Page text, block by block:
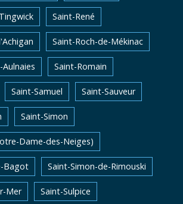
Saint-René
Saint-Roch-de-Mékinac
Saint-Romain
Saint-Samuel Saint-Sauveur
Saint-Simon
Dame-des-Neiges)
Bagot Saint-Simon-de-Rimouski
Mer Saint-Sulpice